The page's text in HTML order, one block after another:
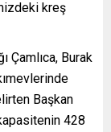
kreş
Çamlıca, Burak
Başkan
428